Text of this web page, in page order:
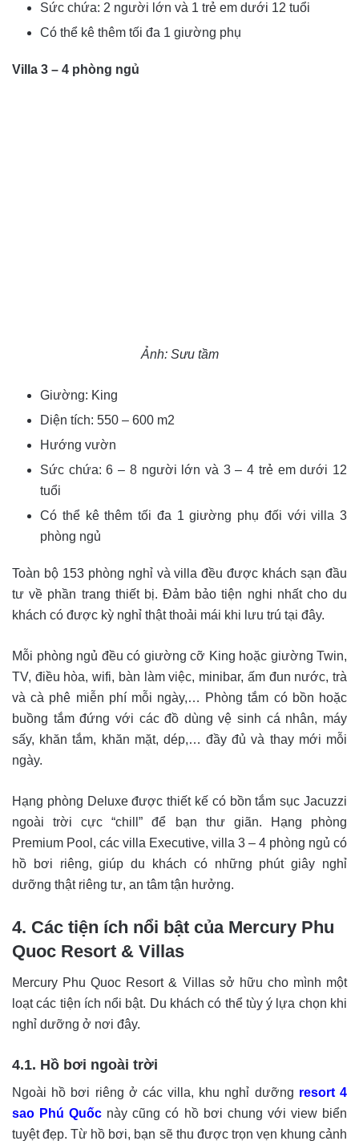
Sức chứa: 2 người lớn và 1 trẻ em dưới 12 tuổi
Có thể kê thêm tối đa 1 giường phụ
Villa 3 – 4 phòng ngủ
Ảnh: Sưu tầm
Giường: King
Diện tích: 550 – 600 m2
Hướng vườn
Sức chứa: 6 – 8 người lớn và 3 – 4 trẻ em dưới 12
tuổi
Có thể kê thêm tối đa 1 giường phụ đối với villa 3
phòng ngủ
Toàn bộ 153 phòng nghỉ và villa đều được khách sạn đầu
tư về phần trang thiết bị. Đảm bảo tiện nghi nhất cho du
khách có được kỳ nghỉ thật thoải mái khi lưu trú tại đây.
Mỗi phòng ngủ đều có giường cỡ King hoặc giường Twin,
TV, điều hòa, wifi, bàn làm việc, minibar, ấm đun nước, trà
và cà phê miễn phí mỗi ngày,… Phòng tắm có bồn hoặc
buồng tắm đứng với các đồ dùng vệ sinh cá nhân, máy
sấy, khăn tắm, khăn mặt, dép,… đầy đủ và thay mới mỗi
ngày.
Hạng phòng Deluxe được thiết kế có bồn tắm sục Jacuzzi
ngoài trời cực “chill” để bạn thư giãn. Hạng phòng
Premium Pool, các villa Executive, villa 3 – 4 phòng ngủ có
hồ bơi riêng, giúp du khách có những phút giây nghỉ
dưỡng thật riêng tư, an tâm tận hưởng.
4. Các tiện ích nổi bật của Mercury Phu
Quoc Resort & Villas
Mercury Phu Quoc Resort & Villas sở hữu cho mình một
loạt các tiện ích nổi bật. Du khách có thể tùy ý lựa chọn khi
nghỉ dưỡng ở nơi đây.
4.1. Hồ bơi ngoài trời
Ngoài hồ bơi riêng ở các villa, khu nghỉ dưỡng resort 4
sao Phú Quốc này cũng có hồ bơi chung với view biển
tuyệt đẹp. Từ hồ bơi, bạn sẽ thu được trọn vẹn khung cảnh